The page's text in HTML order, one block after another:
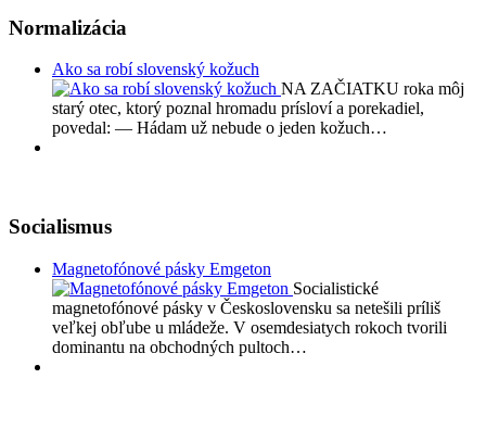
Normalizácia
Ako sa robí slovenský kožuch
NA ZAČIATKU roka môj
starý otec, ktorý poznal hromadu prísloví a porekadiel,
povedal: — Hádam už nebude o jeden kožuch…
Socialismus
Magnetofónové pásky Emgeton
Socialistické
magnetofónové pásky v Československu sa netešili príliš
veľkej obľube u mládeže. V osemdesiatych rokoch tvorili
dominantu na obchodných pultoch…